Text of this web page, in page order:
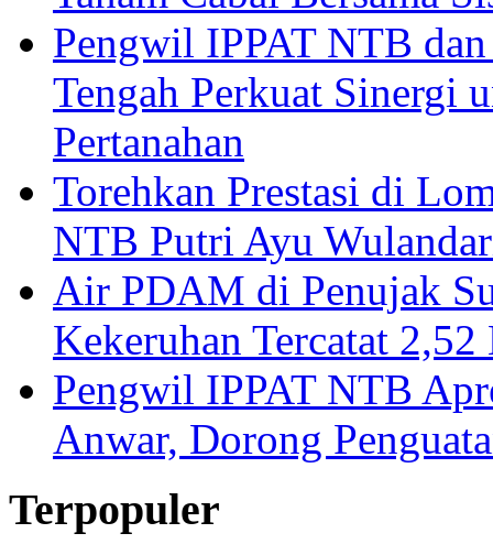
Pengwil IPPAT NTB
Tengah Perkuat Sinergi
Pertanahan
Torehkan Prestasi di
NTB Putri Ayu
Air PDAM di Penujak
Kekeruhan Tercatat
Pengwil IPPAT NTB
Anwar, Dorong
Terpopuler